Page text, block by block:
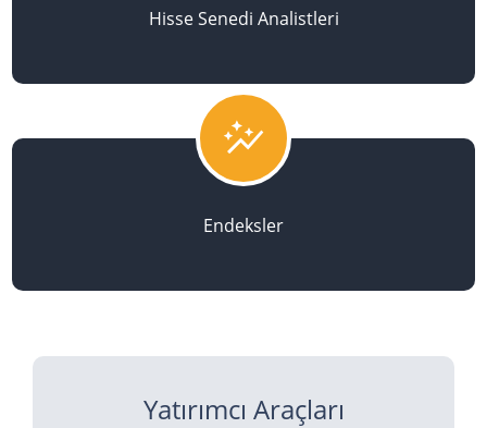
Hisse Senedi Analistleri
auto_graph
Endeksler
Yatırımcı Araçları